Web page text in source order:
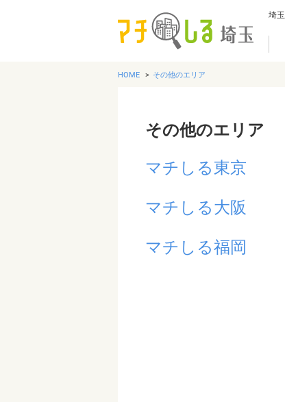
埼
HOME その他のエリア
その他のエリア
マチしる東京
マチしる大阪
マチしる福岡